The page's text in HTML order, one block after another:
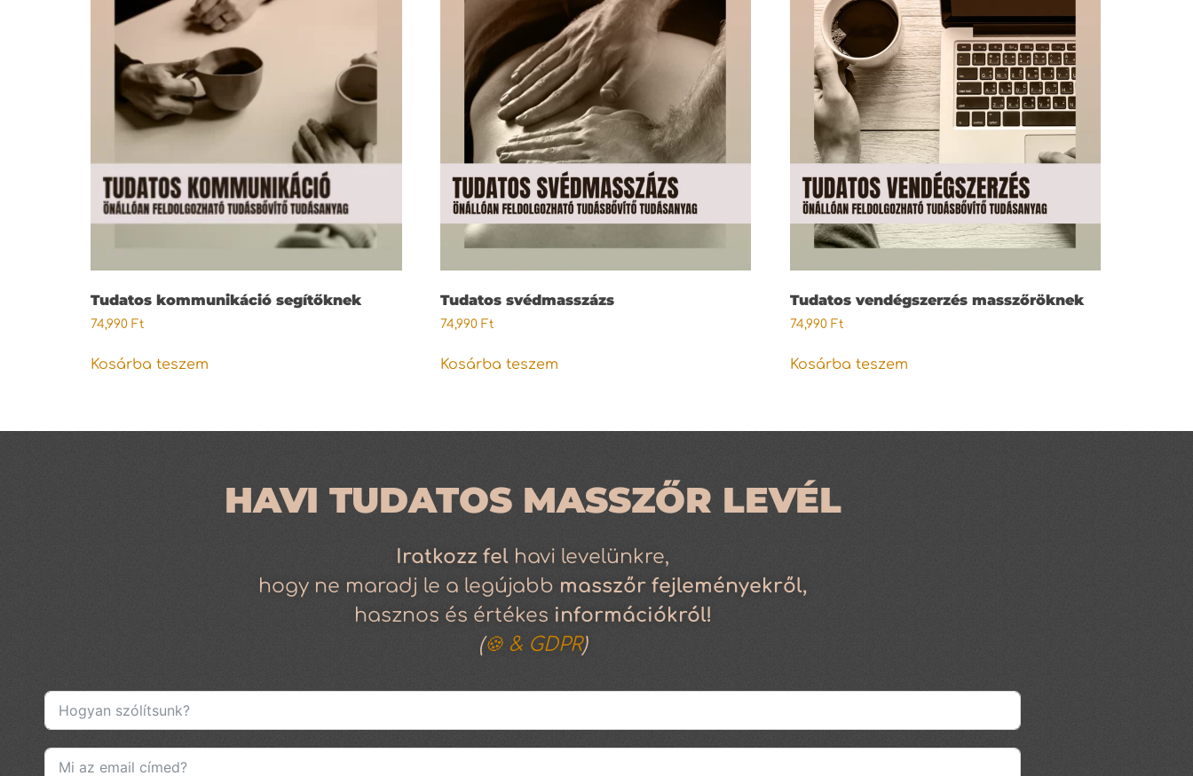
Tudatos kommunikáció segítőknek
74,990 Ft
Kosárba teszem
Tudatos svédmasszázs
74,990 Ft
Kosárba teszem
Tudatos vendégszerzés masszőröknek
74,990 Ft
Kosárba teszem
HAVI TUDATOS MASSZŐR LEVÉL
Iratkozz fel havi levelünkre,
hogy ne maradj le a legújabb masszőr fejleményekről,
hasznos és értékes információkról!
(🍪 & GDPR)